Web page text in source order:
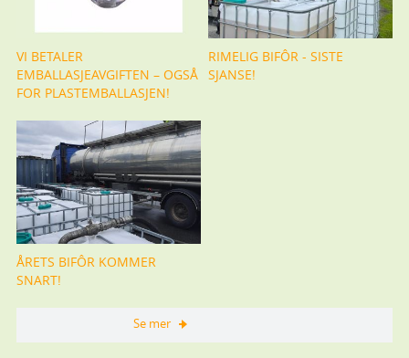
VI BETALER
EMBALLASJEAVGIFTEN – OGSÅ
FOR PLASTEMBALLASJEN!
RIMELIG BIFÔR - SISTE
SJANSE!
ÅRETS BIFÔR KOMMER
SNART!
Se mer